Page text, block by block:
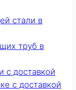
стали в
труб в
с доставкой
с доставкой